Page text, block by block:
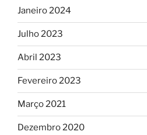
Janeiro 2024
Julho 2023
Abril 2023
Fevereiro 2023
Março 2021
Dezembro 2020